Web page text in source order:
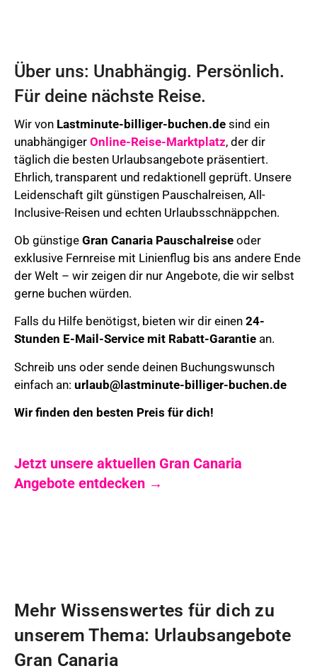
Über uns: Unabhängig. Persönlich.
Für deine nächste Reise.
Wir von Lastminute-billiger-buchen.de sind ein
unabhängiger Online-Reise-Marktplatz, der dir
täglich die besten Urlaubsangebote präsentiert.
Ehrlich, transparent und redaktionell geprüft. Unsere
Leidenschaft gilt günstigen Pauschalreisen, All-
Inclusive-Reisen und echten Urlaubsschnäppchen.
Ob günstige Gran Canaria Pauschalreise oder
exklusive Fernreise mit Linienflug bis ans andere Ende
der Welt – wir zeigen dir nur Angebote, die wir selbst
gerne buchen würden.
Falls du Hilfe benötigst, bieten wir dir einen 24-
Stunden E-Mail-Service mit Rabatt-Garantie an.
Schreib uns oder sende deinen Buchungswunsch
einfach an: urlaub@lastminute-billiger-buchen.de
Wir finden den besten Preis für dich!
Jetzt unsere aktuellen Gran Canaria
Angebote entdecken →
Mehr Wissenswertes für dich zu
unserem Thema: Urlaubsangebote
Gran Canaria